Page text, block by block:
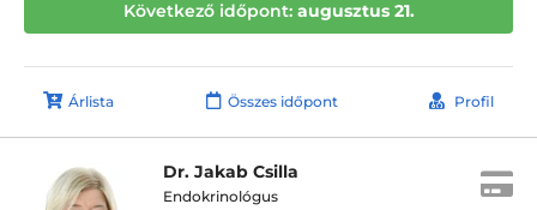
Következő időpont: augusztus 21.
Árlista Összes időpont Profil
Dr. Jakab Csilla
Endokrinológus